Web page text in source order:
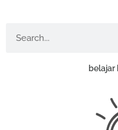
belajar